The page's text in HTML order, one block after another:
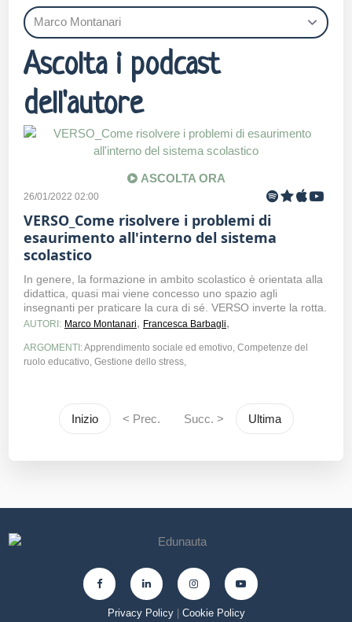
Ascolta i podcast
dell'autore
ASCOLTA ORA
26/01/2022 02:00
VERSO_Come risolvere i problemi di
esaurimento all'interno del sistema
scolastico
In genere, la formazione in ambito scolastico è orientata alla
didattica, quasi mai viene concesso uno spazio agli
insegnanti per praticare la cura di sé. VERSO inverte la rotta.
AUTORI: Marco Montanari, Francesca Barbagli,
ARGOMENTI:Apprendimento sociale ed emotivo, Competenze del
ruolo educativo, Gestione dello stress,
Inizio < Prec. Succ. > Ultima
Privacy Policy| Cookie Policy